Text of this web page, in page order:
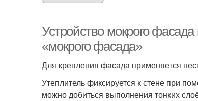
Устройство мокрого
«мокрого фасада»
Для крепления фасада применяется
Утеплитель фиксируется к стене при
можно добиться выполнения тонких